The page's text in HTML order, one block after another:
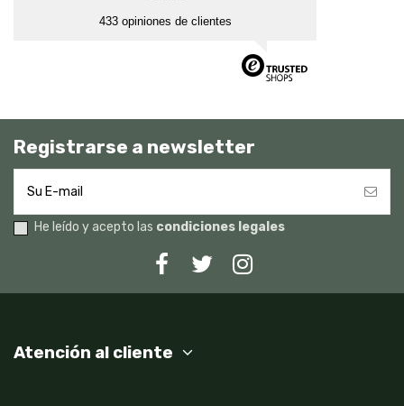
433 opiniones de clientes
Registrarse a newsletter
He leído y acepto las condiciones legales
Atención al cliente